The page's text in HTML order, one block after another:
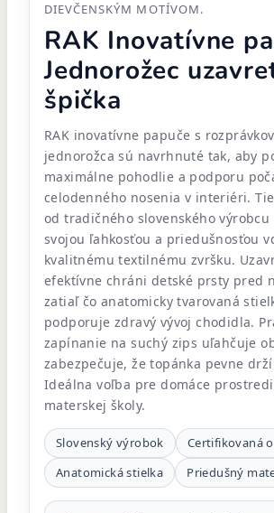
DIEVČENSKÝM MOTÍVOM.
RAK Inovatívne
Jednorožec
špička
RAK inovatívne papuče s
jednorožca sú navrhnuté tak, aby
maximálne pohodlie a podporu
celodenného nosenia v interiéri.
od tradičného slovenského výrobcu
svojou ľahkosťou a priedušnosťou
kvalitnému textilnému zvršku.
efektívne chráni detské prsty pred
zatiaľ čo anatomicky tvarovaná
podporuje zdravý vývoj chodidla.
zapínanie na suchý zips uľahčuje
zabezpečuje, že topánka pevne
Ideálna voľba pre domáce
materskej školy.
Slovenský výrobok
Certifikovaná
Anatomická stielka
Priedušný